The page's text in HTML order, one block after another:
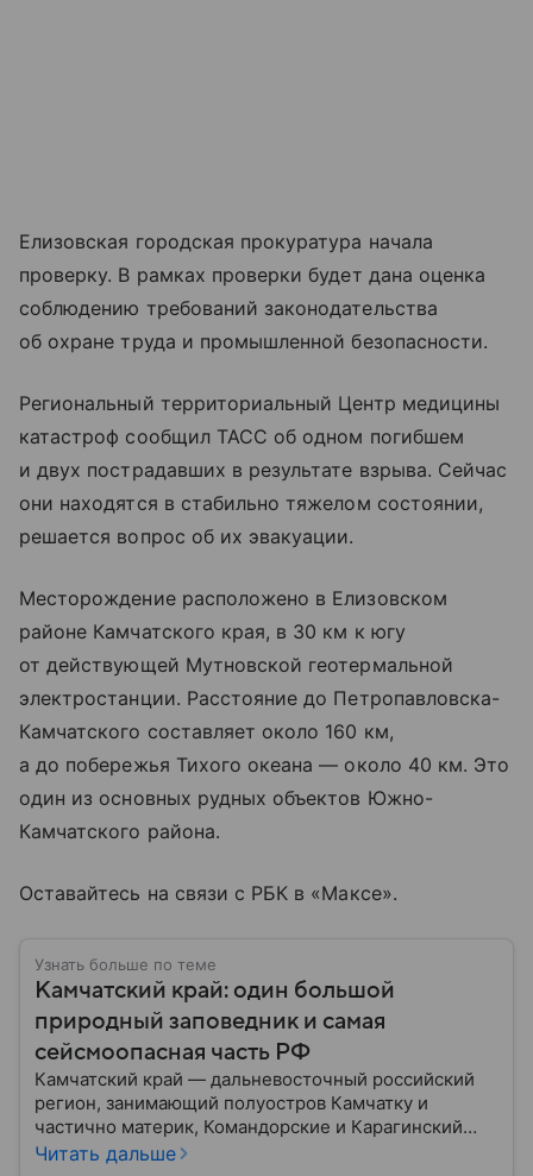
Елизовская городская прокуратура начала
проверку. В рамках проверки будет дана оценка
соблюдению требований законодательства
об охране труда и промышленной безопасности.
Региональный территориальный Центр медицины
катастроф сообщил ТАСС об одном погибшем
и двух пострадавших в результате взрыва. Сейчас
они находятся в стабильно тяжелом состоянии,
решается вопрос об их эвакуации.
Месторождение расположено в Елизовском
районе Камчатского края, в 30 км к югу
от действующей Мутновской геотермальной
электростанции. Расстояние до Петропавловска-
Камчатского составляет около 160 км,
а до побережья Тихого океана — около 40 км. Это
один из основных рудных объектов Южно-
Камчатского района.
Оставайтесь на связи с РБК в «Максе».
Узнать больше по теме
Камчатский край: один большой
природный заповедник и самая
сейсмоопасная часть РФ
Камчатский край — дальневосточный российский
регион, занимающий полуостров Камчатку и
частично материк, Командорские и Карагинский
острова. Эта территория известна высокой
Читать дальше